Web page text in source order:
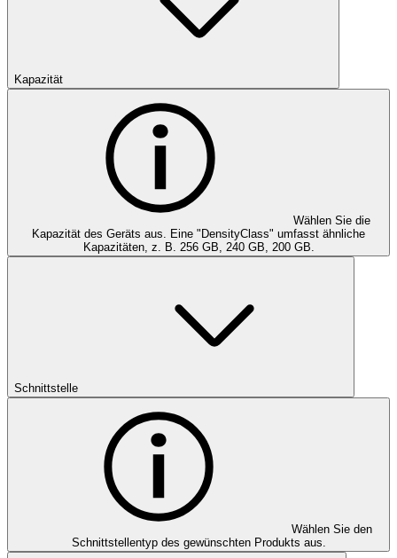
Kapazität
Wählen Sie die
Kapazität des Geräts aus. Eine "DensityClass" umfasst ähnliche
Kapazitäten, z. B. 256 GB, 240 GB, 200 GB.
Schnittstelle
Wählen Sie den
Schnittstellentyp des gewünschten Produkts aus.